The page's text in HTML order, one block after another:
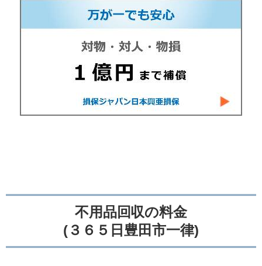
不用品回収の料金
(３６５日豊田市一律)